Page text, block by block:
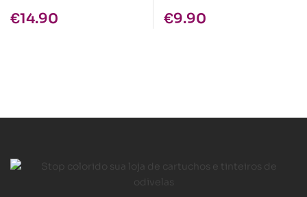
€14.90 €9.90